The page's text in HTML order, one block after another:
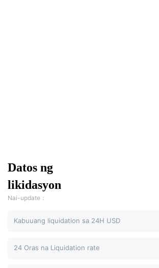
Datos ng
likidasyon
Nai-update：
Kabuuang liquidation sa 24H USD
24 Oras na Liquidation rate